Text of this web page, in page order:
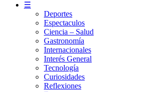
☰
Deportes
Espectaculos
Ciencia – Salud
Gastronomía
Internacionales
Interés General
Tecnología
Curiosidades
Reflexiones